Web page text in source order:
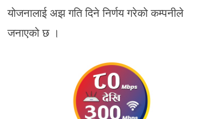
योजनालाई अझ गति दिने निर्णय गरेको कम्पनीले
जनाएको छ ।